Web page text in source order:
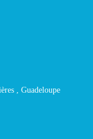
, Guadeloupe